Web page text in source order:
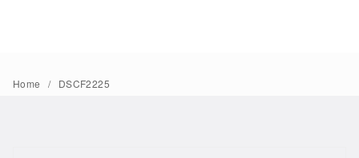
Home DSCF2225